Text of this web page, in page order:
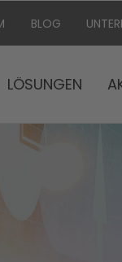
BLOG
LÖSUNGEN